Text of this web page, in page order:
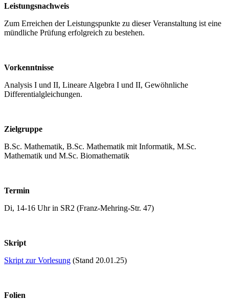
Leistungsnachweis
Zum Erreichen der Leistungspunkte zu dieser Veranstaltung ist eine
mündliche Prüfung erfolgreich zu bestehen.
Vorkenntnisse
Analysis I und II, Lineare Algebra I und II, Gewöhnliche
Differentialgleichungen.
Zielgruppe
B.Sc. Mathematik, B.Sc. Mathematik mit Informatik, M.Sc.
Mathematik und M.Sc. Biomathematik
Termin
Di, 14-16 Uhr in SR2 (Franz-Mehring-Str. 47)
Skript
Skript zur Vorlesung (Stand 20.01.25)
Folien